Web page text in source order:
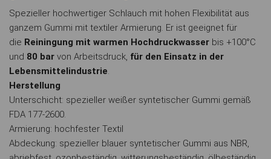
Spezieller hochwertiger Schlauch mit hohen Flexibilität aus
ganzem Gummi mit textiler Armierung. Er ist geeignet für
die Reiningung mit warmen Hochdruckwasser bis +100°C
und 80 bar von Arbeitsdruck, für den Einsatz in der
Lebensmittelindustrie.
Herstellung
Unterschicht: spezieller weißer syntetischer Gummi gemäß
FDA 177-2600.
Armierung: hochfester Textil
Abdeckung: spezieller blauer syntetischer Gummi aus NBR,